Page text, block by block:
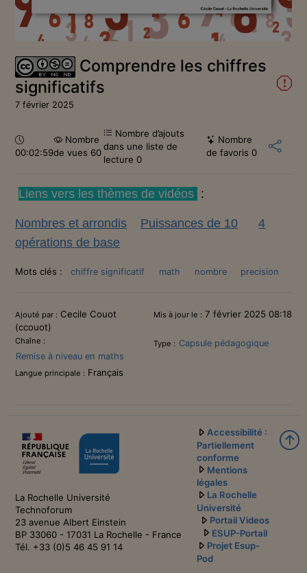
la
vidéo
Comprendre les chiffres
significatifs
7 février 2025
Durée :
00:02:59
Nombre
de vues 60
Nombre d’ajouts
dans une liste de
lecture 0
Nombre
de favoris 0
Liens vers les thèmes de vidéos :
Nombres et arrondis Puissances de 10
4
opérations de base
Mots clés : chiffre significatif math nombre precision
Informations
Ajouté par : Cecile Couot
(ccouot)
Mis à jour le : 7 février 2025 08:18
Chaîne :
Remise à niveau en maths
Type : Capsule pédagogique
Langue principale : Français
La Rochelle Université
Technoforum
23 avenue Albert Einstein
BP 33060 - 17031 La Rochelle - France
Tél. +33 (0)5 46 45 91 14
Accessibilité :
Partiellement
conforme
Mentions
légales
La Rochelle
Université
Portail Videos
ESUP-Portail
Projet Esup-
Pod